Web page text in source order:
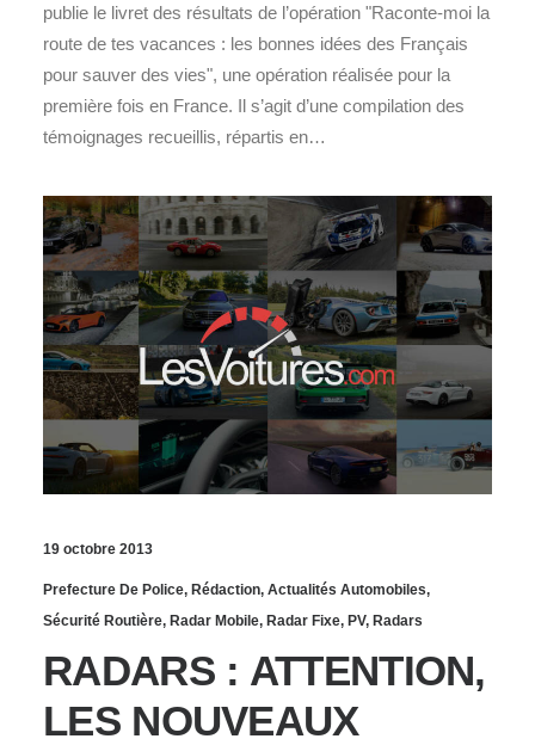
publie le livret des résultats de l’opération "Raconte-moi la
route de tes vacances : les bonnes idées des Français
pour sauver des vies", une opération réalisée pour la
première fois en France. Il s’agit d’une compilation des
témoignages recueillis, répartis en…
19 octobre 2013
Prefecture De Police, Rédaction, Actualités Automobiles,
Sécurité Routière, Radar Mobile, Radar Fixe, PV, Radars
RADARS : ATTENTION,
LES NOUVEAUX